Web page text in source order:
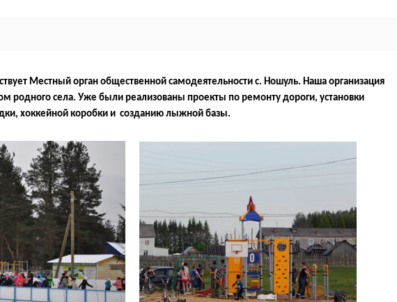
Местный орган общественной самодеятельности с. Ношуль. Наша организация
родного села. Уже были реализованы проекты по ремонту дороги, установки
хоккейной коробки и созданию лыжной базы.